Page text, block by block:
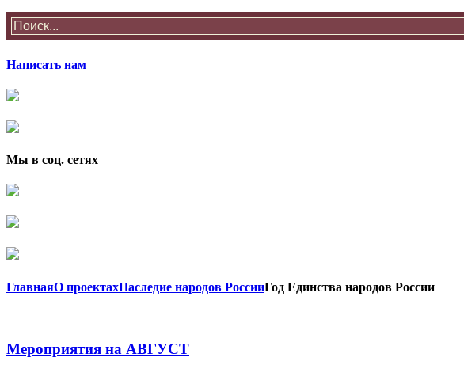
Написать нам
Мы в соц. сетях
ГлавнаяО проектахНаследие народов РоссииГод Единства народов России
Мероприятия на АВГУСТ